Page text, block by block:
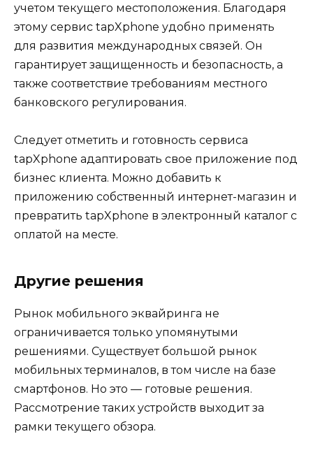
учетом текущего местоположения. Благодаря
этому сервис tapXphone удобно применять
для развития международных связей. Он
гарантирует защищенность и безопасность, а
также соответствие требованиям местного
банковского регулирования.
Следует отметить и готовность сервиса
tapXphone адаптировать свое приложение под
бизнес клиента. Можно добавить к
приложению собственный интернет-магазин и
превратить tapXphone в электронный каталог с
оплатой на месте.
Другие решения
Рынок мобильного эквайринга не
ограничивается только упомянутыми
решениями. Существует большой рынок
мобильных терминалов, в том числе на базе
смартфонов. Но это — готовые решения.
Рассмотрение таких устройств выходит за
рамки текущего обзора.